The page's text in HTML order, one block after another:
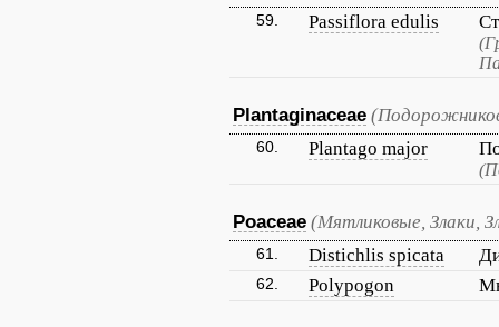
59. Passiflora edulis
Plantaginaceae
60. Plantago major
Poaceae (Мятликовые, Злаки,
61. Distichlis spicata
62. Polypogon